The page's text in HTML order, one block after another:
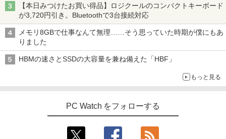
【本日みつけたお買い得品】ロジクールのコンパクトキーボード
が3,720円引き。Bluetoothで3台接続対応
メモリ8GBで仕事なんて無理……そう思っていた時期が僕にもあ
りました
HBMの速さとSSDの大容量を兼ね備えた「HBF」
もっと見る
PC Watch をフォローする